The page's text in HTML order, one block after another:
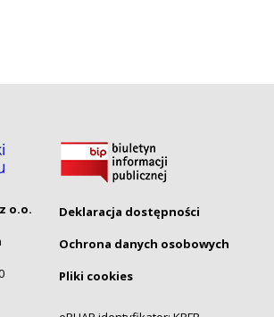
o.o.
Deklaracja dostępności
Ochrona danych osobowych
Pliki cookies